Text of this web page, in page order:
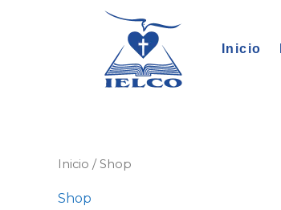
Inicio
Inicio / Shop
Shop